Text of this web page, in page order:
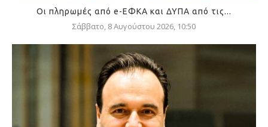
Οι πληρωμές από e-ΕΦΚΑ και ΔΥΠΑ από τις...
Σάββατο, 8 Αυγούστου 2026, 10:50